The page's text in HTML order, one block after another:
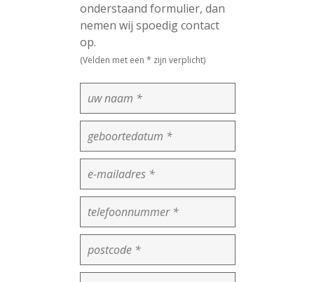
onderstaand formulier, dan
nemen wij spoedig contact
op.
(Velden met een * zijn verplicht)